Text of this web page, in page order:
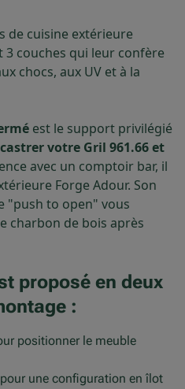
de cuisine extérieure
couches qui leur confère
chocs, aux UV et à la
est le support privilégié
votre Gril 961.66 et
avec un comptoir bar, il
Forge Adour. Son
"push to open" vous
charbon de bois après
proposé en deux
:
positionner le meuble
une configuration en îlot